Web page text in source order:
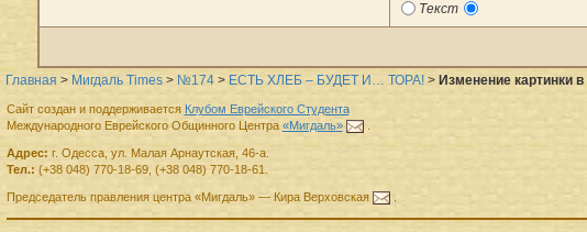
Текст
Главная > Мигдаль Times > №174 > ЕСТЬ ХЛЕБ – БУДЕТ И… ТОРА! > Изменение
Сайт создан и поддерживается Клубом Еврейского Студента
Международного Еврейского Общинного Центра «Мигдаль» .
Адрес: г. Одесса, ул. Малая Арнаутская, 46-а.
Тел.: (+38 048) 770-18-69, (+38 048) 770-18-61
Председатель правленияцентра «Мигдаль»— Кира Верховская .